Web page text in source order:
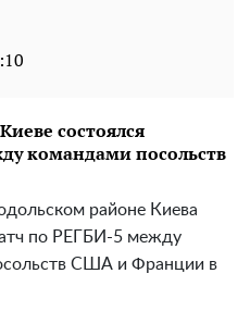
состоялся
командами посольств
районе Киева
по РЕГБИ-5 между
США и Франции в